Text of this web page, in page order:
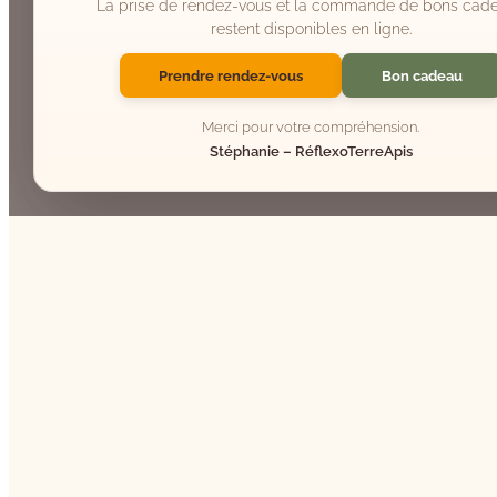
La prise de rendez-vous et la commande de bons
restent disponibles en ligne.
Prendre rendez-vous Bon cadeau
Merci pour votre compréhension.
Stéphanie – RéflexoTerreApis